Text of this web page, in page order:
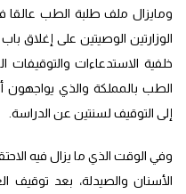
ومايزال ملف طلبة الطب
الوزارتين الوصيتين على إغلاق
الطب بالمملكة والذي يواجهون
إلى التوقيف لسنتين عن الدراسة.
وفي الوقت الذي ما يزال فيه
الأسنان والصيدلة، بعد توقيف